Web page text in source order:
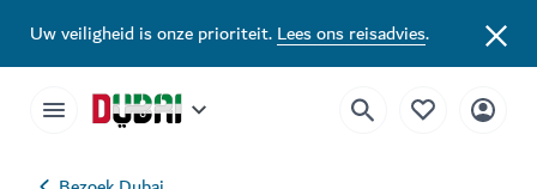
Uw veiligheid is onze prioriteit.Lees ons reisadvies.